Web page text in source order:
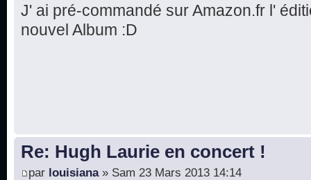
J' ai pré-commandé sur Amazon.fr l'
nouvel Album :D
Re: Hugh Laurie en concert !
par louisiana» Sam 23 Mars 2013 14:14